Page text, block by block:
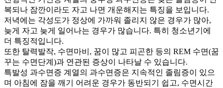
복되나 잠깐이라도 자고 나면 개운해지는 특징을 보입니다.
저녁에는 각성도가 정상에 가까워 졸리지 않은 경우가 많아,
늦게 자고 늦게 일어나는 경우가 많습니다. 특히 청소년기에
더 특징적입니다.
또한 탈력발작, 수면마비, 꿈이 많고 피곤한 등의 REM 수면(꿈
꾸는 수면단계)과 연관된 증상이 나타날 수 있습니다.
특발성 과수면증 계열의 과수면증은 지속적인 졸림증이 있으
며 아침에 잠을 깨기 어려운 경우가 동반되기 쉽고, 수면시간